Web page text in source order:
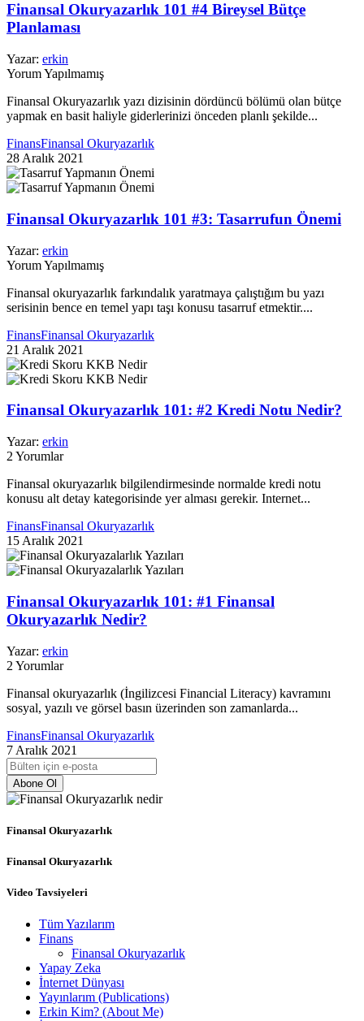
Finansal Okuryazarlık 101 #4 Bireysel Bütçe
Planlaması
Yazar: erkin
Yorum Yapılmamış
Finansal Okuryazarlık yazı dizisinin dördüncü bölümü olan bütçe
yapmak en basit haliyle giderlerinizi önceden planlı şekilde...
FinansFinansal Okuryazarlık
28 Aralık 2021
Finansal Okuryazarlık 101 #3: Tasarrufun Önemi
Yazar: erkin
Yorum Yapılmamış
Finansal okuryazarlık farkındalık yaratmaya çalıştığım bu yazı
serisinin bence en temel yapı taşı konusu tasarruf etmektir....
FinansFinansal Okuryazarlık
21 Aralık 2021
Finansal Okuryazarlık 101: #2 Kredi Notu Nedir?
Yazar: erkin
2 Yorumlar
Finansal okuryazarlık bilgilendirmesinde normalde kredi notu
konusu alt detay kategorisinde yer alması gerekir. Internet...
FinansFinansal Okuryazarlık
15 Aralık 2021
Finansal Okuryazarlık 101: #1 Finansal
Okuryazarlık Nedir?
Yazar: erkin
2 Yorumlar
Finansal okuryazarlık (İngilizcesi Financial Literacy) kavramını
sosyal, yazılı ve görsel basın üzerinden son zamanlarda...
FinansFinansal Okuryazarlık
7 Aralık 2021
Abone Ol
Finansal Okuryazarlık
Finansal Okuryazarlık
Video Tavsiyeleri
Tüm Yazılarım
Finans
Finansal Okuryazarlık
Yapay Zeka
İnternet Dünyası
Yayınlarım (Publications)
Erkin Kim? (About Me)